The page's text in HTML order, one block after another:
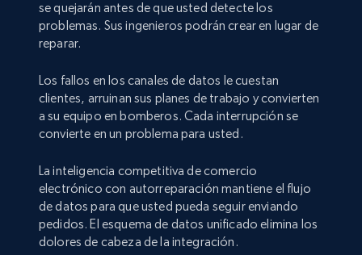
se quejarán antes de que usted detecte los
problemas. Sus ingenieros podrán crear en lugar de
reparar.
Los fallos en los canales de datos le cuestan
clientes, arruinan sus planes de trabajo y convierten
a su equipo en bomberos. Cada interrupción se
convierte en un problema para usted.
La inteligencia competitiva de comercio
electrónico con autorreparación mantiene el flujo
de datos para que usted pueda seguir enviando
pedidos. El esquema de datos unificado elimina los
dolores de cabeza de la integración.